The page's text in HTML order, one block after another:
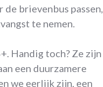
brievenbus passen,
te nemen.
Handig toch? Ze zijn
een duurzamere
we eerlijk zijn, een